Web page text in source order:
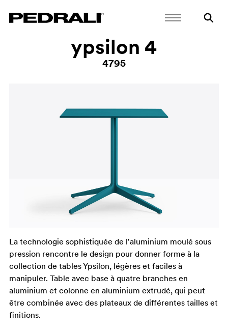
ypsilon 4
4795
La technologie sophistiquée de l'aluminium moulé sous
pression rencontre le design pour donner forme à la
collection de tables Ypsilon, légères et faciles à
manipuler. Table avec base à quatre branches en
aluminium et colonne en aluminium extrudé, qui peut
être combinée avec des plateaux de différentes tailles et
finitions.